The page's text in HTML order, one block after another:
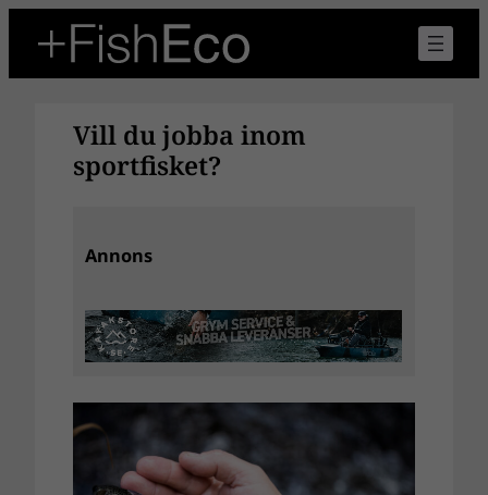
innehåll
Vill du jobba inom
sportfisket?
Annons